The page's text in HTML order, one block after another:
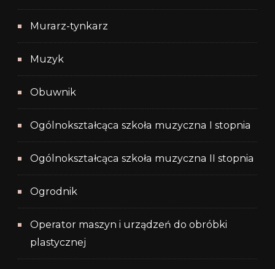
Murarz-tynkarz
Muzyk
Obuwnik
Ogólnokształcąca szkoła muzyczna I stopnia
Ogólnokształcąca szkoła muzyczna II stopnia
Ogrodnik
Operator maszyn i urządzeń do obróbki
plastycznej